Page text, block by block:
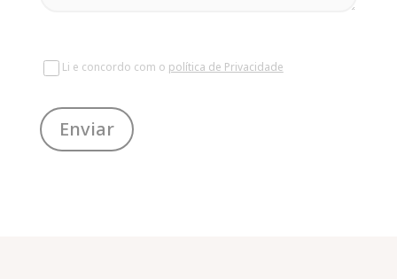
Li e concordo com o política de Privacidade
Enviar